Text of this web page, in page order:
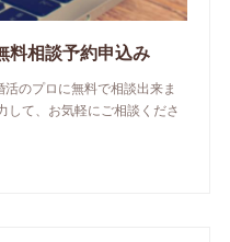
料相談予約申込み
のプロに無料で相談出来ま
して、お気軽にご相談くださ